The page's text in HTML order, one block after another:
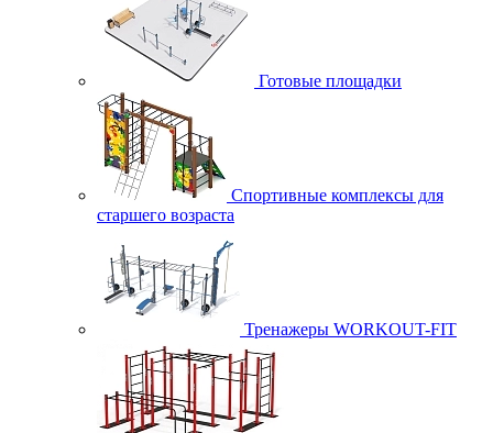
Готовые площадки
Спортивные комплексы для
старшего возраста
Тренажеры WORKOUT-FIT